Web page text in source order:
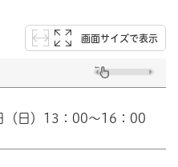
画面サイズで表示
（日）13：00～16：00